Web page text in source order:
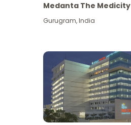
Medanta The Medicity
Gurugram,India